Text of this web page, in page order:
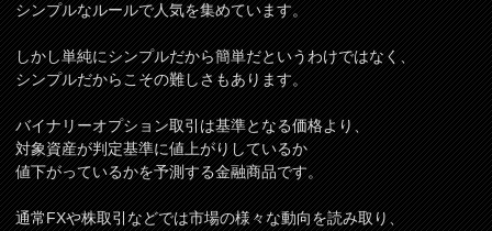
シンプルなルールで人気を集めています。
しかし単純にシンプルだから簡単だというわけではなく、
シンプルだからこその難しさもあります。
バイナリーオプション取引は基準となる価格より、
対象資産が判定基準に値上がりしているか
値下がっているかを予測する金融商品です。
通常FXや株取引などでは市場の様々な動向を読み取り、